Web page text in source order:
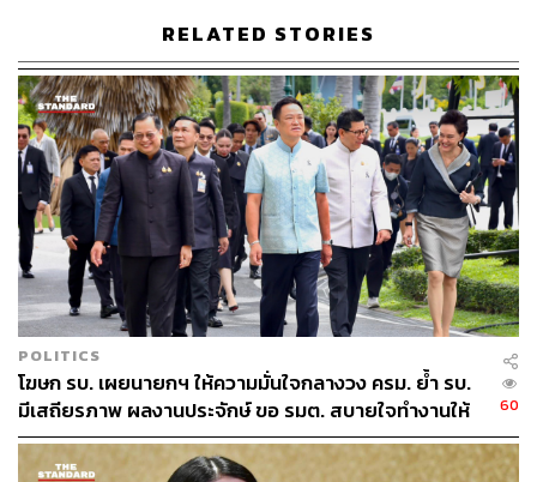
ประชาชนจวบจนวาระสุดท้ายของชีวิต ยืนยันพร้อมทำงาน
ร่วมกับทุกคนในการแก้ไขปัญหาเพื่อบรรเทาทุกข์ ร่วมกันปัด
เป่าความทุกข์ของพี่น้องประชาชนทุกคนอย่างเป็นกันเองดั่ง
คนในครอบครัว
นอกจากนี้ ที่ประชุมยังได้รายงานประเด็นปัญหาของแต่ละ
พื้นที่ อาทิ การถวายการฉีดวัคซีนพระสงฆ์และผู้ปฏิบัติหน้าที่
ใกล้ชิด การจัดหาอุปกรณ์ป้องกัน แนวทางการจัดการ
ฌาปนกิจศพผู้ป่วยโควิด การประสานความร่วมมือองค์กร
และชุมชนใกล้เคียงวัด เพื่อให้สามารถช่วยเหลือประชาชนได้
อย่างมีประสิทธิภาพ
TAGS:
สำนักงานพระพุทธศาสนาจังหวัด
สำนักงานพระพุทธศาสนาแห่งชาติ
สำนักนายกรัฐมนตรี
อนุชา นาคาศัย
พระสงฆ์
เชื้อไวรัสโคโรนา
วัคซีนโควิด-19
ผู้เสียชีวิต
ฌาปนกิจ
สัปเหร่อ
RELATED STORIES
POLITICS
โฆษก รบ. เผยนายกฯ ให้ความมั่นใจกลางวง ครม. ย้ำ รบ.
มีเสถียรภาพ ผลงานประจักษ์ ขอ รมต. สบายใจทำงานให้
เต็มที่ อย่าหวั่นไหวคำถามยุยง
60